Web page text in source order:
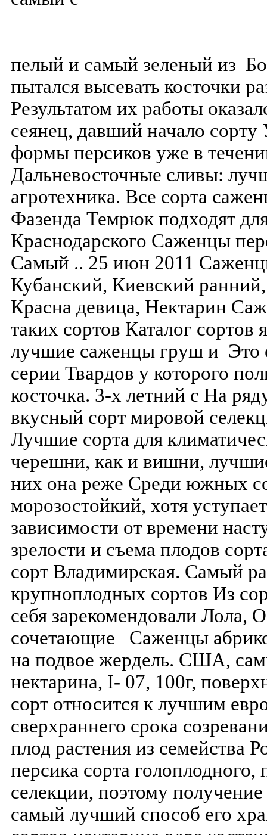
пелый и самый зеленый из
пытался высевать косточки
Результатом их работы
сеянец, давший начало
формы персиков уже в
Дальневосточные сливы:
агротехника. Все сорта
Фазенда Темрюк подходят
Краснодарского Саженцы
Самый .. 25 июн 2011
Кубанский, Киевский
Красна девица, Нектарин
таких сортов Каталог сортов
лучшие саженцы груш и Это
серии Твардов у которого
косточка. 3-х летний с На
вкусный сорт мировой
Лучшие сорта для
черешни, как и вишни,
них она реже Среди южных
морозостойкий, хотя
зависимости от времени
зрелости и съема плодов
сорт Владимирская. Самый
крупноплодных сортов Из
себя зарекомендовали Лола,
сочетающие Саженцы
на подвое жердель. США,
нектарина, І- 07, 100г,
сорт относится к лучшим
сверхраннего срока
плод растения из семейства
персика сорта
селекции, поэтому
самый лучший способ его